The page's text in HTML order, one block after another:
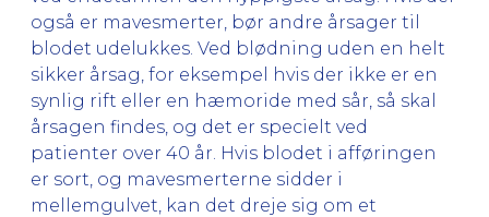
også er mavesmerter, bør andre årsager til
blodet udelukkes. Ved blødning uden en helt
sikker årsag, for eksempel hvis der ikke er en
synlig rift eller en hæmoride med sår, så skal
årsagen findes, og det er specielt ved
patienter over 40 år. Hvis blodet i afføringen
er sort, og mavesmerterne sidder i
mellemgulvet, kan det dreje sig om et